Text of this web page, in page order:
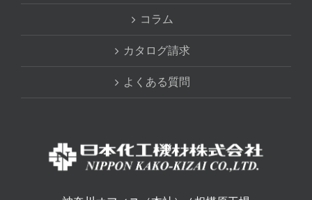
コラム
カタログ請求
よくある質問